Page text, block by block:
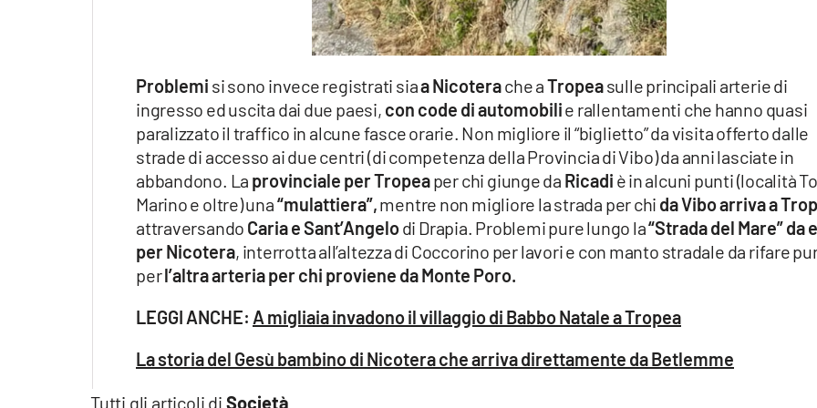
Tutti gli articoli di Società
Problemi si sono invece registrati siaa Nicoterache aTropeasulle principali arterie di
ingresso ed uscita dai due paesi, con code di automobilie rallentamenti che hanno quasi
paralizzato il traffico in alcune fasce orarie. Non migliore il “biglietto” da visita offerto dalle
strade di accesso ai due centri (di competenza della Provincia di Vibo) da anni lasciate in
abbandono. La provinciale per Tropeaper chi giunge da Ricadi è in alcuni punti (località
Marino e oltre) una“mulattiera”,mentre non migliore la strada per chi da Vibo arriva a
attraversando Caria e Sant’Angelodi Drapia. Problemi pure lungo la“Strada del Mare”da e
per Nicotera, interrotta all’altezza di Coccorino per lavori e con manto stradale da rifare
perl’altra arteriaper chi proviene da Monte Poro.
LEGGI ANCHE: A migliaia invadono il villaggio di Babbo Natale a Tropea
La storia del Gesù bambino di Nicotera che arriva direttamente da Betlemme